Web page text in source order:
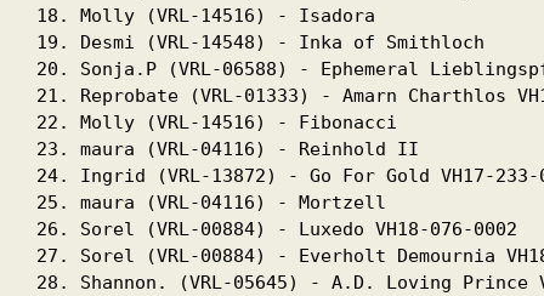
18. Molly (VRL-14516) - Isadora
19. Desmi (VRL-14548) - Inka of Smithloch
20. Sonja.P (VRL-06588) - Ephemeral
21. Reprobate (VRL-01333) - Amarn Charthlos
22. Molly (VRL-14516) - Fibonacci
23. maura (VRL-04116) - Reinhold II
24. Ingrid (VRL-13872) - Go For Gold VH17-233-
25. maura (VRL-04116) - Mortzell
26. Sorel (VRL-00884) - Luxedo VH18-076-0002
27. Sorel (VRL-00884) - Everholt Demournia
28. Shannon. (VRL-05645) - A.D. Loving Prince